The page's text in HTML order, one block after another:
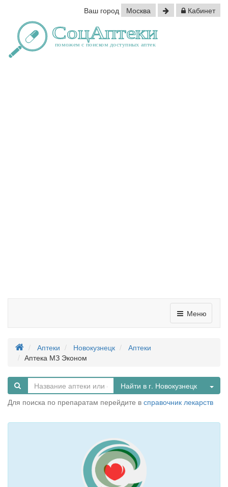
Ваш город Москва Кабинет
Меню
Аптеки Новокузнецк
Аптеки
Аптека МЗ Эконом
Найти в г. Новокузнецк
Для поиска по препаратам перейдите в справочник лекарств